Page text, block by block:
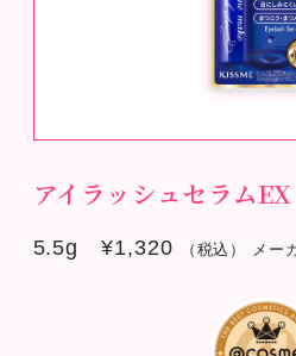
アイラッシュセラムEX
5.5g ¥1,320 （税込） メー